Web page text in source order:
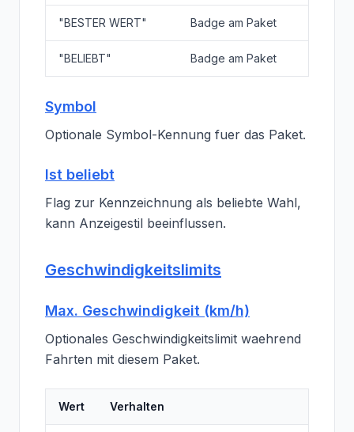
"BESTER WERT" Badge am Paket
"BELIEBT" Badge am Paket
Symbol
Optionale Symbol-Kennung fuer das Paket.
Ist beliebt
Flag zur Kennzeichnung als beliebte Wahl,
kann Anzeigestil beeinflussen.
Geschwindigkeitslimits
Max. Geschwindigkeit (km/h)
Optionales Geschwindigkeitslimit waehrend
Fahrten mit diesem Paket.
Wert Verhalten